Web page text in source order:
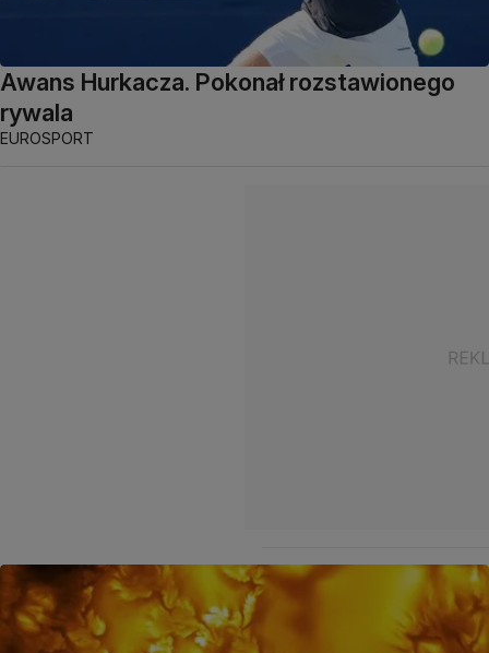
Awans Hurkacza. Pokonał rozstawionego
rywala
EUROSPORT